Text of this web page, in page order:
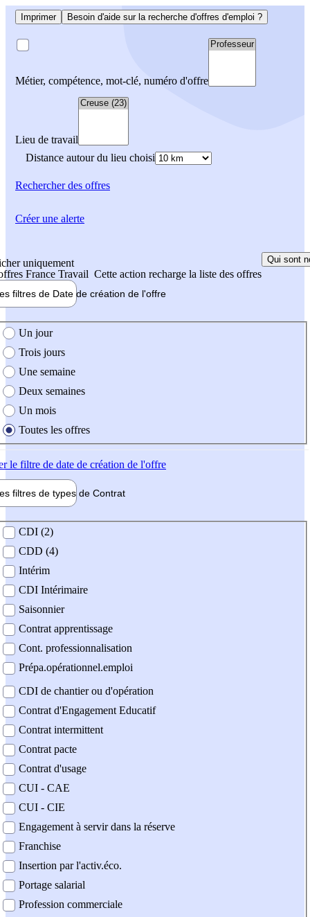
Imprimer Besoin d'aide sur la recherche d'offres d'emploi ?
Métier, compétence, mot-clé, numéro d'offre
Lieu de travail
Distance autour du lieu choisi
Rechercherdes offres
uniquement
France Travail Cette action recharge la liste des offres
Qui sont
filtres de Date de création de l'offre
création de l'offre
Un jour
Trois jours
Une semaine
Deux semaines
Un mois
Toutes les offres
le filtre de date de création de l'offre
filtres de types de Contrat
contrat
CDI (2)
CDD (4)
Intérim
CDI Intérimaire
Saisonnier
Contrat apprentissage
Cont. professionnalisation
Prépa.opérationnel.emploi
CDI de chantier ou d'opération
Contrat d'Engagement Educatif
Contrat intermittent
Contrat pacte
Contrat d'usage
CUI - CAE
CUI - CIE
Engagement à servir dans la réserve
Franchise
Insertion par l'activ.éco.
Portage salarial
Profession commerciale
Créer une alerte